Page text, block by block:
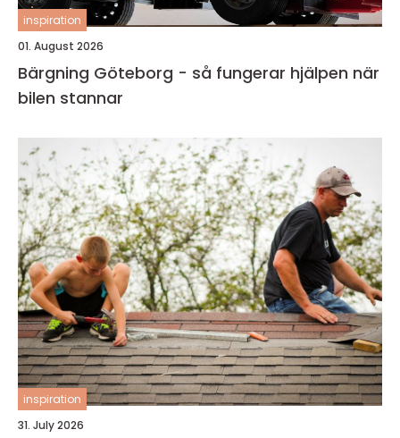
inspiration
01. August 2026
Bärgning Göteborg - så fungerar hjälpen när
bilen stannar
inspiration
31. July 2026